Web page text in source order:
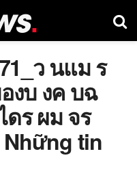
ว นแม ร
งบ งค บฉ
ดร ผม จร
Những tin